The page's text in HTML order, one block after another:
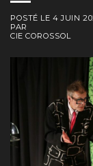
POSTÉ LE4 JUIN
PAR
CIE COROSSOL